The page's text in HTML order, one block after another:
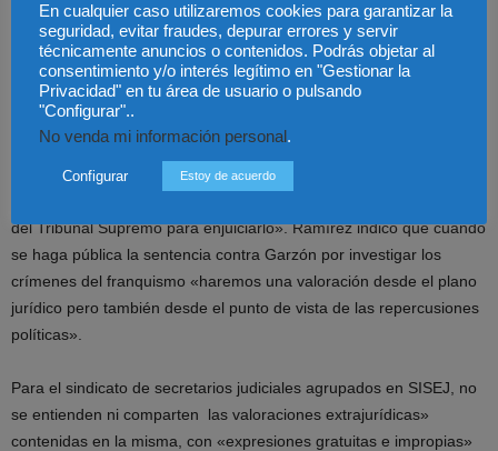
señalaba que “ como companeros lamentamos que haya sido
condenado, y respetamos el contenido del fallo emitido por el
Tribunal Supremo.”
En opinión de José Luis Ramírez, portavoz de, Jueces para la
Democracia comentab a que «expresamos nuestro máximo
respeto a la presunción de inocencia de Garzón, pero también a la
del Tribunal Supremo para enjuiciarlo». Ramírez indicó que cuando
se haga pública la sentencia contra Garzón por investigar los
crímenes del franquismo «haremos una valoración desde el plano
jurídico pero también desde el punto de vista de las repercusiones
políticas».
Para el sindicato de secretarios judiciales agrupados en SISEJ, no
se entienden ni comparten las valoraciones extrajurídicas»
contenidas en la misma, con «expresiones gratuitas e impropias»
En cualquier caso utilizaremos cookies para garantizar la
seguridad, evitar fraudes, depurar errores y servir
técnicamente anuncios o contenidos. Podrás objetar al
consentimiento y/o interés legítimo en "Gestionar la
Privacidad" en tu área de usuario o pulsando
"Configurar"..
No venda mi información personal.
Configurar Estoy de acuerdo